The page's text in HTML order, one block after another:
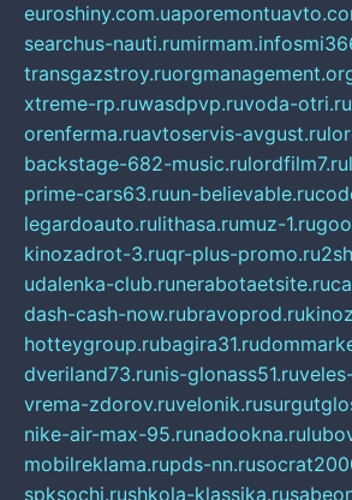
euroshiny.com.ua
searchus-nauti.rumirmam.info
transgazstroy.ru
xtreme-rp.ruwasdpvp.ruvoda-otri.ru
orenferma.ruavtoservis-avgust.ru
backstage-682-music.rulordfilm7.ru
prime-cars63.ruun-believable.ru
legardoauto.rulithasa.rumuz-1.ru
kinozadrot-3.ruqr-plus-promo.ru
udalenka-club.runerabotaetsite.ru
dash-cash-now.rubravoprod.ru
hotteygroup.rubagira31.ru
dveriland73.runis-glonass51.ru
vrema-zdorov.ruvelonik.ru
nike-air-max-95.runadookna.ru
mobilreklama.rupds-nn.ru
spksochi.rushkola-klassika.ru